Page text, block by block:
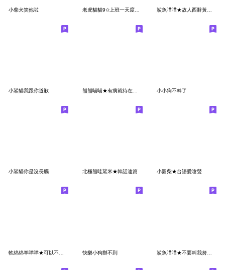
小柴犬笑他啦 鯊魚喵喵★故人西辭黃鶴樓,走出門口撞到頭
小鯊貓我跟你道歉 小小狗不幹了
小鯊貓你是沒長腦 北極熊哇鯊米★幹話連篇 小圓柴★台語愛嗆聲
快樂小狗辦不到 鯊魚喵喵★不要叫我努力 我已經在努力活著